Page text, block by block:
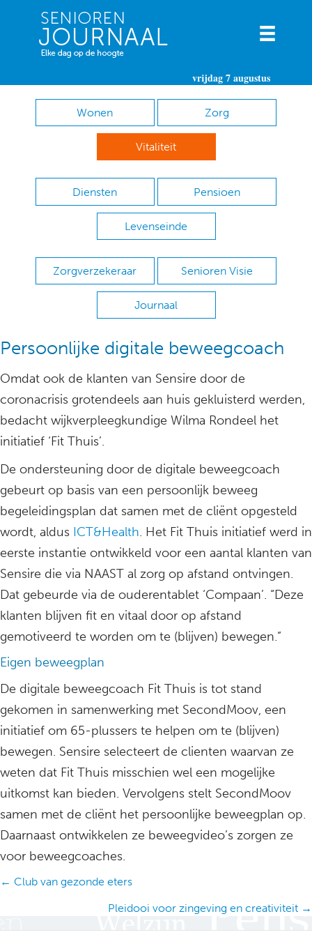
vrijdag 7 augustus
Wonen Zorg
Vitaliteit
Diensten Pensioen
Levenseinde
Zorgverzekeraar Senioren Visie
Journaal
Persoonlijke digitale beweegcoach
Omdat ook de klanten van Sensire door de
coronacrisis grotendeels aan huis gekluisterd werden,
bedacht wijkverpleegkundige Wilma Rondeel het
initiatief ‘Fit Thuis’.
De ondersteuning door de digitale beweegcoach
gebeurt op basis van een persoonlijk beweeg
begeleidingsplan dat samen met de cliënt opgesteld
wordt, aldus ICT&Health. Het Fit Thuis initiatief werd in
eerste instantie ontwikkeld voor een aantal klanten van
Sensire die via NAAST al zorg op afstand ontvingen.
Dat gebeurde via de ouderentablet ‘Compaan’. “Deze
klanten blijven fit en vitaal door op afstand
gemotiveerd te worden om te (blijven) bewegen.”
Eigen beweegplan
De digitale beweegcoach Fit Thuis is tot stand
gekomen in samenwerking met SecondMoov, een
initiatief om 65-plussers te helpen om te (blijven)
bewegen. Sensire selecteert de clienten waarvan ze
weten dat Fit Thuis misschien wel een mogelijke
uitkomst kan bieden. Vervolgens stelt SecondMoov
samen met de cliënt het persoonlijke beweegplan op.
Daarnaast ontwikkelen ze beweegvideo’s zorgen ze
voor beweegcoaches.
Posts
← Club van gezonde eters
Pleidooi voor zingeving en creativiteit →